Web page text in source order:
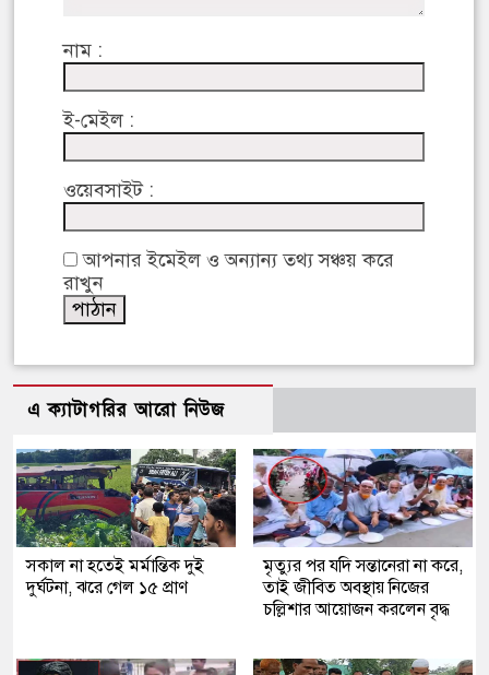
নাম :
ই-মেইল :
ওয়েবসাইট :
আপনার ইমেইল ও অন্যান্য তথ্য সঞ্চয় করে
রাখুন
এ ক্যাটাগরির আরো নিউজ
সকাল না হতেই মর্মান্তিক দুই
দুর্ঘটনা, ঝরে গেল ১৫ প্রাণ
মৃত্যুর পর যদি সন্তানেরা না করে,
তাই জীবিত অবস্থায় নিজের
চল্লিশার আয়োজন করলেন বৃদ্ধ